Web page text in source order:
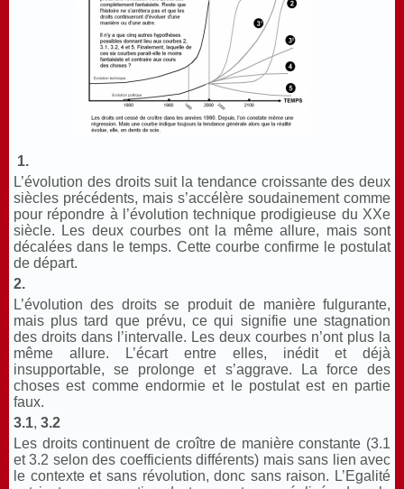
1.
L’évolution des droits suit la tendance croissante des deux
siècles précédents, mais s’accélère soudainement comme
pour répondre à l’évolution technique prodigieuse du XXe
siècle. Les deux courbes ont la même allure, mais sont
décalées dans le temps. Cette courbe confirme le postulat
de départ.
2.
L’évolution des droits se produit de manière fulgurante,
mais plus tard que prévu, ce qui signifie une stagnation
des droits dans l’intervalle. Les deux courbes n’ont plus la
même allure. L’écart entre elles, inédit et déjà
insupportable, se prolonge et s’aggrave. La force des
choses est comme endormie et le postulat est en partie
faux.
3.1, 3.2
Les droits continuent de croître de manière constante (3.1
et 3.2 selon des coefficients différents) mais sans lien avec
le contexte et sans révolution, donc sans raison. L’Egalité